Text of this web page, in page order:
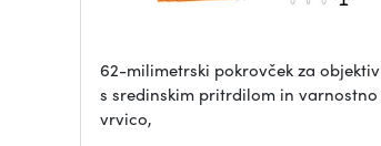
62-milimetrski pokrovček za objektiv
s sredinskim pritrdilom in varnostno
vrvico,